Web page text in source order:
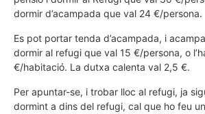
dormir d’acampada que val 24 €/persona.
Es pot portar tenda d’acampada, i
dormir al refugi que val 15 €/persona, o
€/habitació. La dutxa calenta val 2,5 €.
Per apuntar-se, i trobar lloc al refugi, ja
dormint a dins del refugi, cal que ho feu